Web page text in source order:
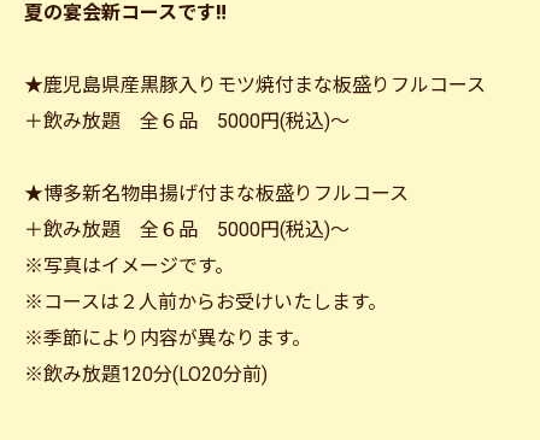
夏の宴会新コースです‼
★鹿児島県産黒豚入りモツ焼付まな板盛りフルコース
＋飲み放題 全６品 5000円(税込)～
★博多新名物串揚げ付まな板盛りフルコース
＋飲み放題 全６品 5000円(税込)～
※写真はイメージです。
※コースは２人前からお受けいたします。
※季節により内容が異なります。
※飲み放題120分(LO20分前)